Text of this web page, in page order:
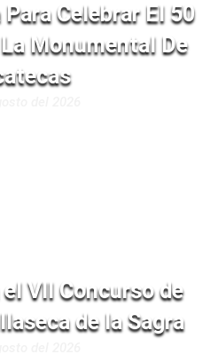
Celebrar El 50
Monumental De
VII Concurso de
de la Sagra